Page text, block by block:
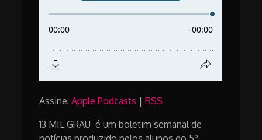
Assine:Apple Podcasts |RSS
13 MIL GRAU é um boletim semanal de